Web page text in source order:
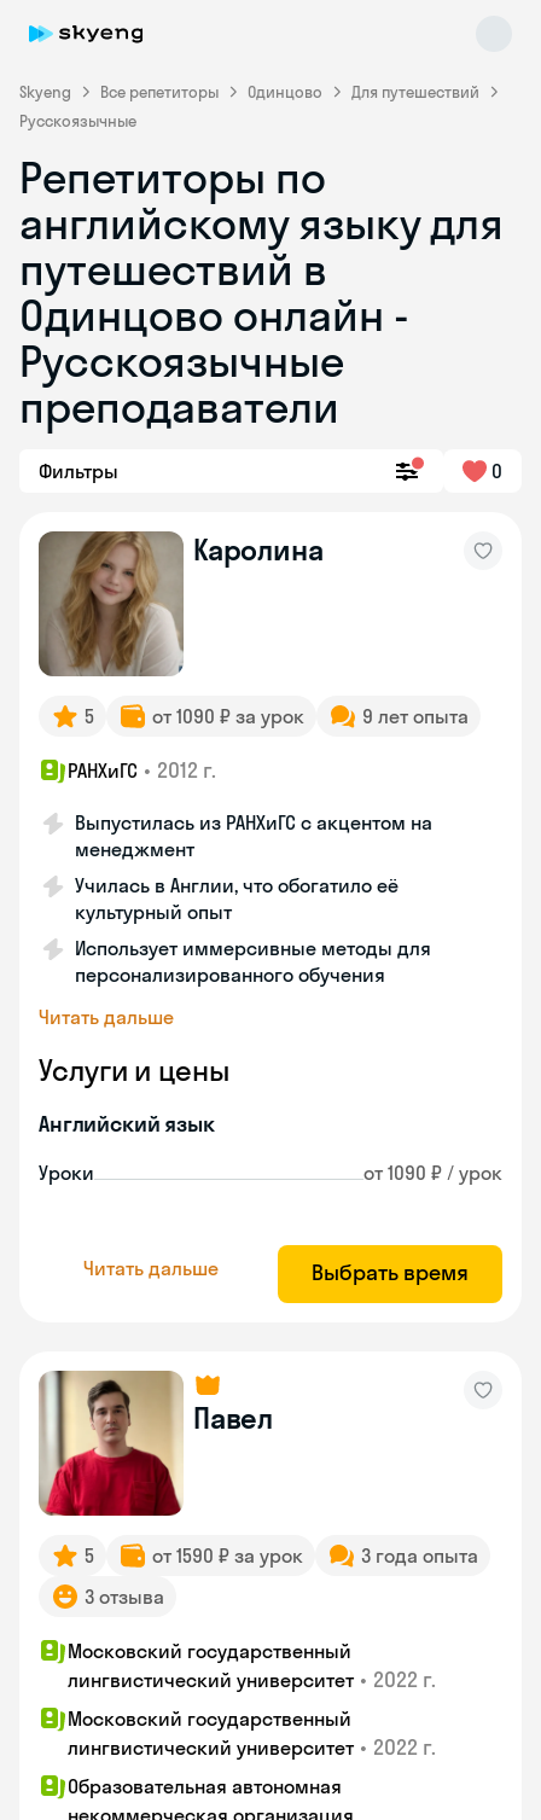
Skyeng Все репетиторы Одинцово
Для путешествий
Русскоязычные
Репетиторы по
английскому языку для
путешествий в
Одинцово онлайн -
Русскоязычные
преподаватели
Фильтры 0
Каролина
5 от 1090 ₽ за урок 9 лет опыта
РАНХиГС • 2012 г.
Выпустилась из РАНХиГС с акцентом на
менеджмент
Училась в Англии, что обогатило её
культурный опыт
Использует иммерсивные методы для
персонализированного обучения
Читать дальше
Услуги и цены
Английский язык
Уроки от 1090 ₽ / урок
Читать дальше Выбрать время
Павел
5 от 1590 ₽ за урок
3 года опыта
3 отзыва
Московский государственный
лингвистический университет • 2022 г.
Московский государственный
лингвистический университет • 2022 г.
Образовательная автономная
некоммерческая организация